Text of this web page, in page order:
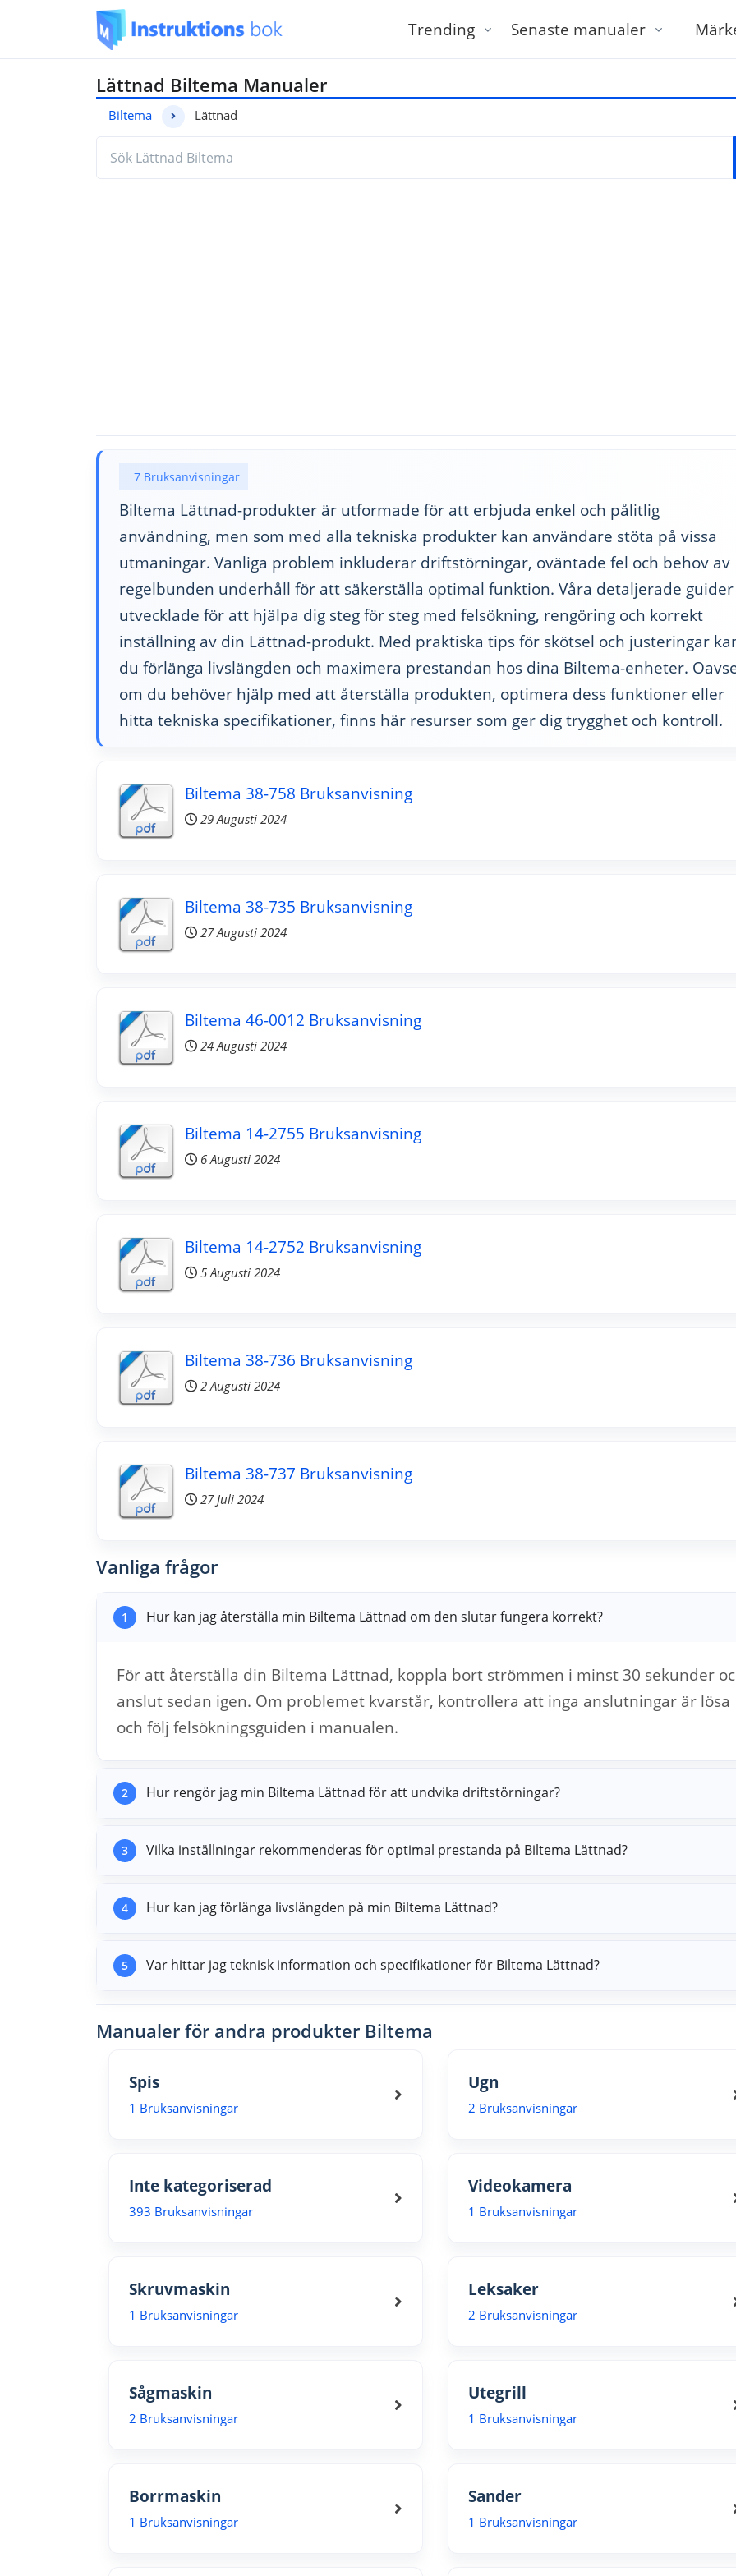
Trending Senaste manualer
Lättnad Biltema Manualer
Biltema Lättnad
7 Bruksanvisningar
Biltema Lättnad-produkter är utformade för att erbjuda enkel och pålitlig
användning, men som med alla tekniska produkter kan användare stöta på vissa
utmaningar. Vanliga problem inkluderar driftstörningar, oväntade fel och behov av
regelbunden underhåll för att säkerställa optimal funktion. Våra detaljerade
utvecklade för att hjälpa dig steg för steg med felsökning, rengöring och korrekt
inställning av din Lättnad-produkt. Med praktiska tips för skötsel och justeringar
du förlänga livslängden och maximera prestandan hos dina Biltema-enheter.
om du behöver hjälp med att återställa produkten, optimera dess funktioner eller
hitta tekniska specifikationer, finns här resurser som ger dig trygghet och kontroll.
Biltema 38-758 Bruksanvisning
29 Augusti 2024
Biltema 38-735 Bruksanvisning
27 Augusti 2024
Biltema 46-0012 Bruksanvisning
24 Augusti 2024
Biltema 14-2755 Bruksanvisning
6 Augusti 2024
Biltema 14-2752 Bruksanvisning
5 Augusti 2024
Biltema 38-736 Bruksanvisning
2 Augusti 2024
Biltema 38-737 Bruksanvisning
27 Juli 2024
Vanliga frågor
1 Hur kan jag återställa min Biltema Lättnad om den slutar fungera korrekt?
För att återställa din Biltema Lättnad, koppla bort strömmen i minst 30 sekunder
anslut sedan igen. Om problemet kvarstår, kontrollera att inga anslutningar är lösa
och följ felsökningsguiden i manualen.
2 Hur rengör jag min Biltema Lättnad för att undvika driftstörningar?
3 Vilka inställningar rekommenderas för optimal prestanda på Biltema Lättnad?
4 Hur kan jag förlänga livslängden på min Biltema Lättnad?
5 Var hittar jag teknisk information och specifikationer för Biltema Lättnad?
Manualer för andra produkter Biltema
Spis
1 Bruksanvisningar
Ugn
2 Bruksanvisningar
Inte kategoriserad
393 Bruksanvisningar
Videokamera
1 Bruksanvisningar
Skruvmaskin
1 Bruksanvisningar
Leksaker
2 Bruksanvisningar
Sågmaskin
2 Bruksanvisningar
Utegrill
1 Bruksanvisningar
Borrmaskin
1 Bruksanvisningar
Sander
1 Bruksanvisningar